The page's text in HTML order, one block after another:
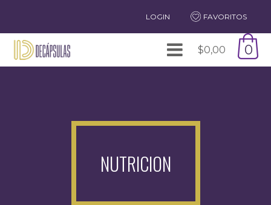
LOGIN FAVORITOS
$0,00 0
NUTRICION